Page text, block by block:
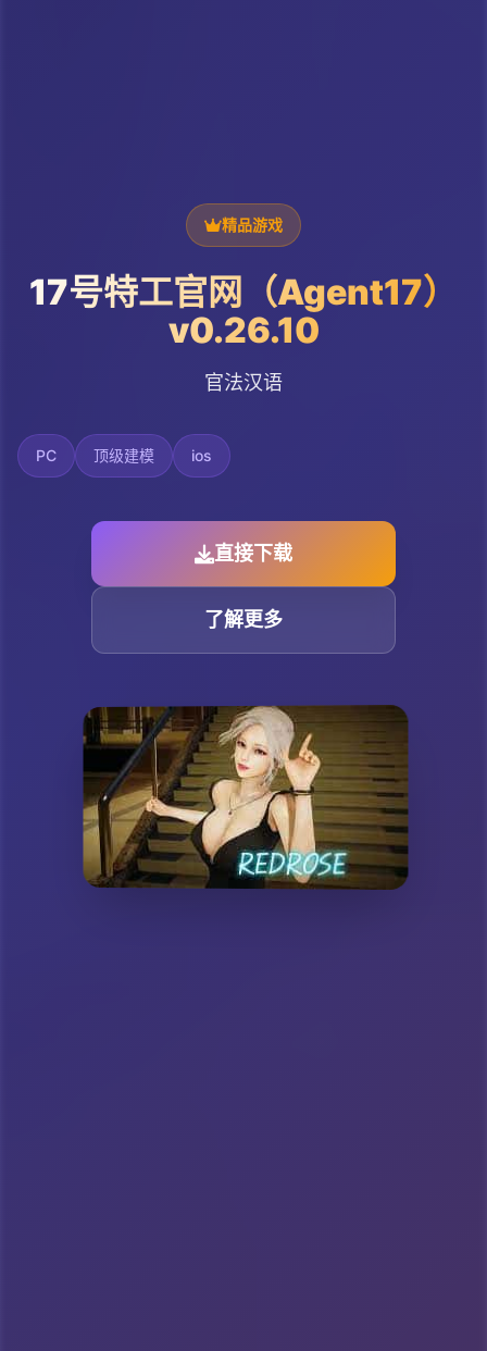
精品游戏
17号特工官网（Agent17）
v0.26.10
官法汉语
PC 顶级建模 ios
直接下载
了解更多